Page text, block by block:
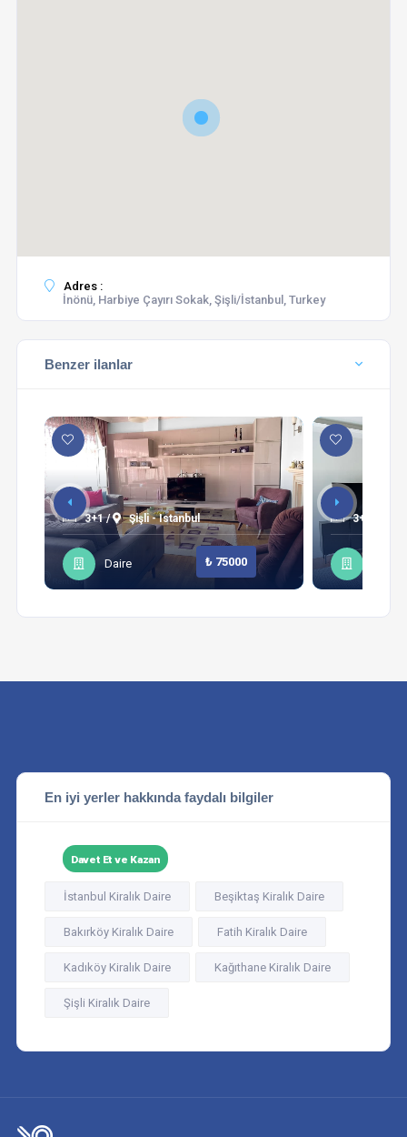
Adres :
İnönü, Harbiye Çayırı Sokak, Şişli/İstanbul, Turkey
Benzer ilanlar
3+1 / Şişli - Istanbul
Daire ₺ 75000
3+1 /
En iyi yerler hakkında faydalı bilgiler
Davet Et ve Kazan
İstanbul Kiralık Daire Beşiktaş Kiralık Daire
Bakırköy Kiralık Daire Fatih Kiralık Daire
Kadıköy Kiralık Daire Kağıthane Kiralık Daire
Şişli Kiralık Daire